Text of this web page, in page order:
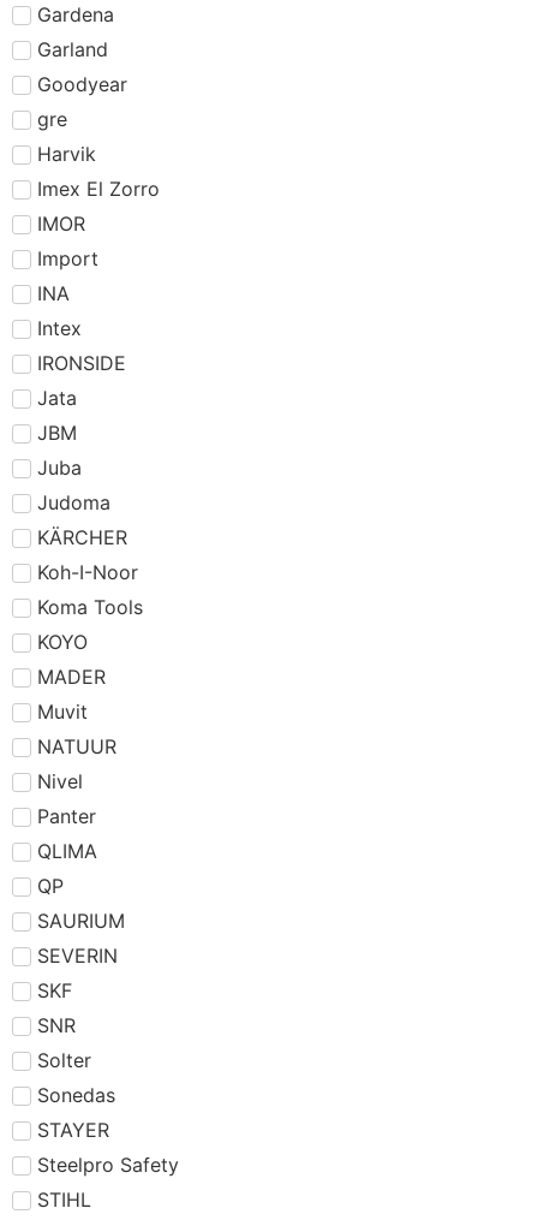
Gardena
Garland
Goodyear
gre
Harvik
Imex El Zorro
IMOR
Import
INA
Intex
IRONSIDE
Jata
JBM
Juba
Judoma
KÄRCHER
Koh-I-Noor
Koma Tools
KOYO
MADER
Muvit
NATUUR
Nivel
Panter
QLIMA
QP
SAURIUM
SEVERIN
SKF
SNR
Solter
Sonedas
STAYER
Steelpro Safety
STIHL